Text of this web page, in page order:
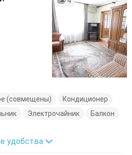
(совмещены)
Кондиционер
Электрочайник
Балкон
удобства